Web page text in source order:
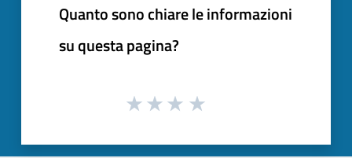
Quanto sono chiare le informazioni
su questa pagina?